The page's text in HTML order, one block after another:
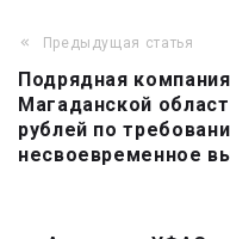
Навигация
по
записям
Предыдущая статья
Подрядная
Магаданской
рублей по
несвоевременное